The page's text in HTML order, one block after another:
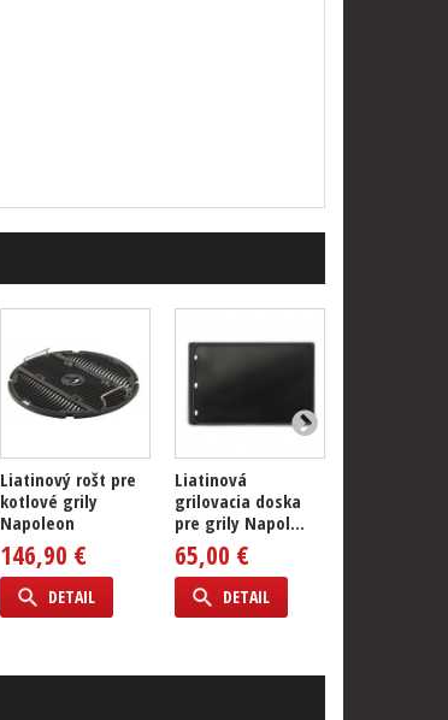
Liatinový rošt pre
kotlové grily
Napoleon
146,90 €
DETAIL
Liatinová
grilovacia doska
pre grily Napol...
65,00 €
DETAIL